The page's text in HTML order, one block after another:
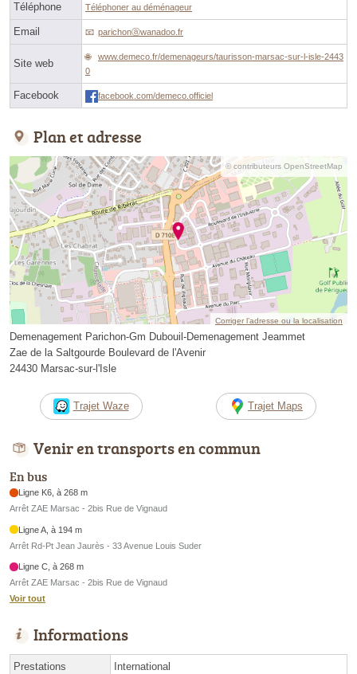
Téléphone Téléphoner au déménageur
Email parichonⓐwanadoo.fr
Site web
www.demeco.fr/demenageurs/taurisson-marsac-sur-l-isle-2443
0
Facebook facebook.com/demeco.officiel
Plan et adresse
© contributeurs OpenStreetMap
Corriger l’adresse ou la localisation
Demenagement Parichon-Gm Dubouil-Demenagement Jeammet
Zae de la Saltgourde Boulevard de l'Avenir
24430 Marsac-sur-l'Isle
Trajet Waze Trajet Maps
Venir en transports en commun
En bus
Ligne K6, à 268 m
Arrêt ZAE Marsac - 2bis Rue de Vignaud
Ligne A, à 194 m
Arrêt Rd-Pt Jean Jaurès - 33 Avenue Louis Suder
Ligne C, à 268 m
Arrêt ZAE Marsac - 2bis Rue de Vignaud
Voir tout
Informations
Prestations International